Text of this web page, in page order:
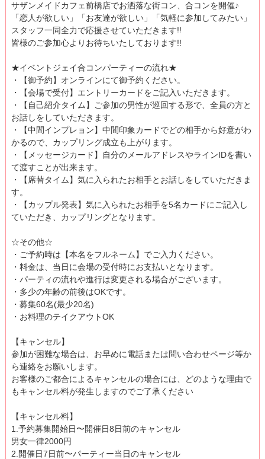
サザンメイドカフェ前橋店でお洒落な街コン、合コンを開催♪
「恋人が欲しい」「お友達が欲しい」「気軽に参加してみたい」
スタッフ一同全力で応援させていただきます!!
皆様のご参加心よりお待ちいたしております!!
★イベントジェイ合コンパーティーの流れ★
・【御予約】オンラインにて御予約ください。
・【会場で受付】エントリーカードをご記入いただきます。
・【自己紹介タイム】ご参加の男性が巡回する形で、全員の方と
お話しをしていただきます。
・【中間インプレョン】中間印象カードでどの相手から好意がわ
かるので、カップリング成立も上がります。
・【メッセージカード】自分のメールアドレスやラインIDを書い
て渡すことが出来ます。
・【席替タイム】気に入られたお相手とお話しをしていただきま
す。
・【カップル発表】気に入られたお相手を5名カードにご記入し
ていただき、カップリングとなります。
☆その他☆
・ご予約時は【本名をフルネーム】でご入力ください。
・料金は、当日に会場の受付時にお支払いとなります。
・パーティの流れや進行は変更される場合がございます。
・多少の年齢の前後はOKです。
・募集60名(最少20名)
・お料理のテイクアウトOK
【キャンセル】
参加が困難な場合は、お早めに電話または問い合わせページ等か
ら連絡をお願いします。
お客様のご都合によるキャンセルの場合には、どのような理由で
もキャンセル料が発生しますのでご了承ください
【キャンセル料】
1.予約募集開始日〜開催日8日前のキャンセル
男女一律2000円
2.開催日7日前〜パーティー当日のキャンセル